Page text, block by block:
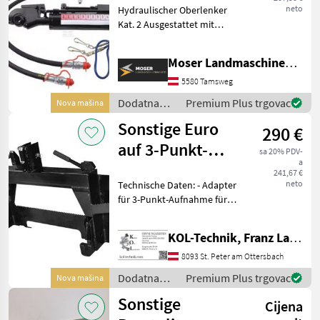
Nova mašina
776mm
neto
Hydraulischer Oberlenker
Kat. 2 Ausgestattet mit
sicheren Halt der Position.
inklusive: * Kugel *
Bedienungsseil *
Schlauchsa
Moser Landmaschinenhandel
5580 Tamsweg
Dodatna
oprema za
traktore /
Sonstige
Premium Plus trgovac
Nova mašina
Sonstige Euro
auf 3-Punkt-
290 €
sa 20% PDV-
a
241,67 €
neto
Technische Daten: - Adapter
für 3-Punkt-Aufnahme für
Modelle: FQK Für weitere
Informationen stehen wir
Ihnen gerne telefonisch o
KOL-Technik, Franz Lampl-Küssner
8093 St. Peter am Ottersbach
Dodatna
oprema za
traktore /
Premium Plus trgovac
Sonstige
Cijena